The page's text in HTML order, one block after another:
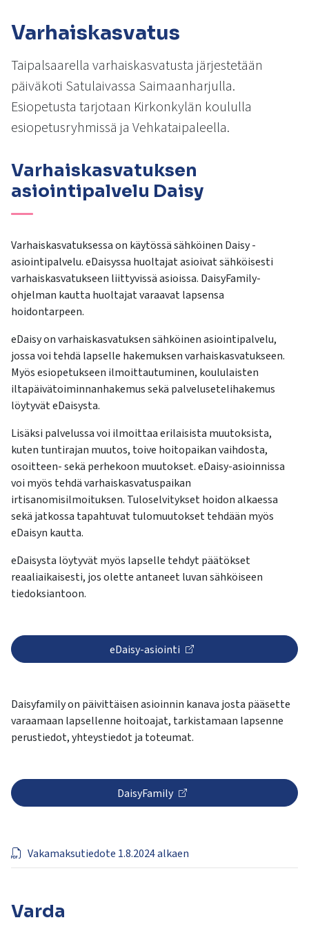
ja
pyyhkäisyliikkeitä.
Varhaiskasvatus
Taipalsaarella varhaiskasvatusta järjestetään
päiväkoti Satulaivassa Saimaanharjulla.
Esiopetusta tarjotaan Kirkonkylän koululla
esiopetusryhmissä ja Vehkataipaleella.
Varhaiskasvatuksen
asiointipalvelu Daisy
Varhaiskasvatuksessa on käytössä sähköinen Daisy -
asiointipalvelu. eDaisyssa huoltajat asioivat sähköisesti
varhaiskasvatukseen liittyvissä asioissa. DaisyFamily-
ohjelman kautta huoltajat varaavat lapsensa
hoidontarpeen.
eDaisy on varhaiskasvatuksen sähköinen asiointipalvelu,
jossa voi tehdä lapselle hakemuksen varhaiskasvatukseen.
Myös esiopetukseen ilmoittautuminen, koululaisten
iltapäivätoiminnanhakemus sekä palvelusetelihakemus
löytyvät eDaisysta.
Lisäksi palvelussa voi ilmoittaa erilaisista muutoksista,
kuten tuntirajan muutos, toive hoitopaikan vaihdosta,
osoitteen- sekä perhekoon muutokset. eDaisy-asioinnissa
voi myös tehdä varhaiskasvatuspaikan
irtisanomisilmoituksen. Tuloselvitykset hoidon alkaessa
sekä jatkossa tapahtuvat tulomuutokset tehdään myös
eDaisyn kautta.
eDaisysta löytyvät myös lapselle tehdyt päätökset
reaaliaikaisesti, jos olette antaneet luvan sähköiseen
tiedoksiantoon.
eDaisy-asiointi
Daisyfamily on päivittäisen asioinnin kanava josta pääsette
varaamaan lapsellenne hoitoajat, tarkistamaan lapsenne
perustiedot, yhteystiedot ja toteumat.
DaisyFamily
Vakamaksutiedote 1.8.2024 alkaen
Varda